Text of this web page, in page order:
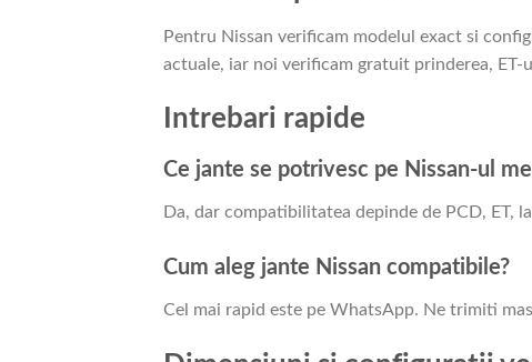
Pentru Nissan verificam modelul exact si
actuale, iar noi verificam gratuit prinderea,
Intrebari rapide
Ce jante se potrivesc pe Nissan-ul
Da, dar compatibilitatea depinde de PCD, ET,
Cum aleg jante Nissan compatibile?
Cel mai rapid este pe WhatsApp. Ne trimiti